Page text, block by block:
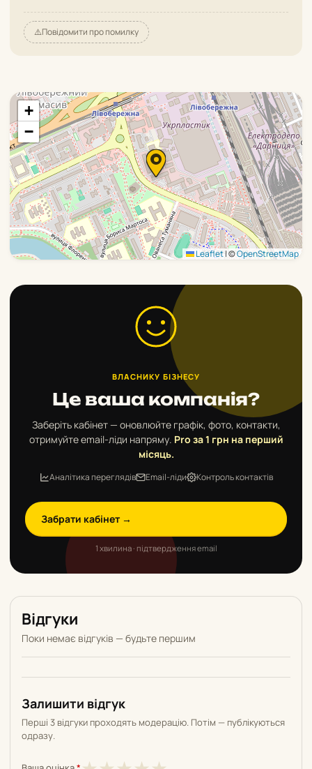
⚠️Повідомити про помилку
+
−
Leaflet|©OpenStreetMap
ВЛАСНИКУ БІЗНЕСУ
Це ваша компанія?
Заберіть кабінет — оновлюйте графік, фото, контакти,
отримуйте email-ліди напряму. Pro за 1 грн на перший
місяць.
Аналітика переглядів Email-ліди Контроль контактів
Забрати кабінет →
1 хвилина · підтвердження email
Відгуки
Поки немає відгуків — будьте першим
Залишити відгук
Перші 3 відгуки проходять модерацію. Потім — публікуються
одразу.